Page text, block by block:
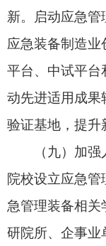
（十一）强化
池，举办中国国际
产业大会、安全应
地深化场景对接，
产需对接活动载体
备落地应用，形成
（十二）培优
院校、企事业单位
用”全方位协同创新